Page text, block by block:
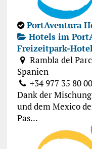
PortAventura
Hotels im
Freizeitpark-
Rambla del
Spanien
+34 977 35 80 00
Dank der
und dem Mexico
Pas...